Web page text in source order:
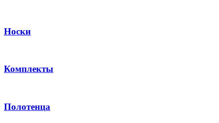
Носки
Комплекты
Полотенца